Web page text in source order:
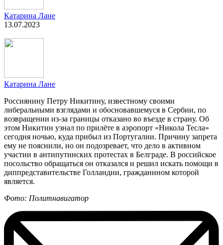
Катарина Лане
13.07.2023
Катарина Лане
Россиянину Петру Никитину, известному своими
либеральными взглядами и обосновавшемуся в Сербии, по
возвращении из-за границы отказано во въезде в страну. Об
этом Никитин узнал по прилёте в аэропорт «Никола Тесла»
сегодня ночью, куда прибыл из Португалии. Причину запрета
ему не пояснили, но он подозревает, что дело в активном
участии в антипутинских протестах в Белграде. В российское
посольство обращаться он отказался и решил искать помощи в
диппредставительстве Голландии, гражданином которой
является.
Фото: Политнавигатор